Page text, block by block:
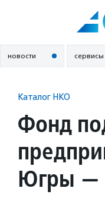
новости сервисы
Каталог НКО
Фонд
Югры —